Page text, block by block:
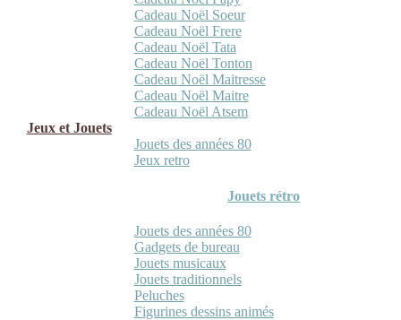
Cadeau Noël Soeur
Cadeau Noël Frere
Cadeau Noël Tata
Cadeau Noël Tonton
Cadeau Noël Maitresse
Cadeau Noël Maitre
Cadeau Noël Atsem
Jeux et Jouets
Jouets des années 80
Jeux retro
Jouets rétro
Jouets des années 80
Gadgets de bureau
Jouets musicaux
Jouets traditionnels
Peluches
Figurines dessins animés